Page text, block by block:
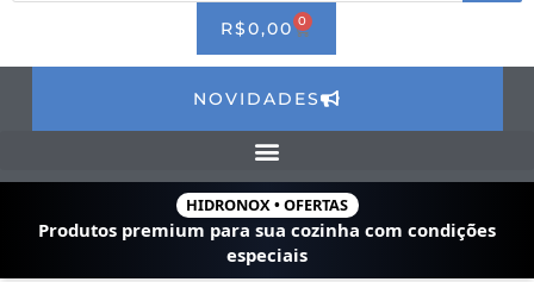
R$0,00 0 CART
NOVIDADES
HIDRONOX • OFERTAS
Produtos premium para sua cozinha com condições
especiais